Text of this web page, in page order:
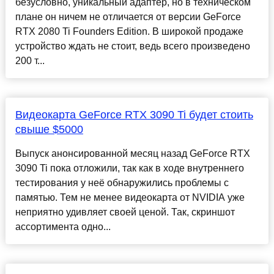
безусловно, уникальный адаптер, но в техническом
плане он ничем не отличается от версии GeForce
RTX 2080 Ti Founders Edition. В широкой продаже
устройство ждать не стоит, ведь всего произведено
200 т...
Видеокарта GeForce RTX 3090 Ti будет стоить
свыше $5000
Выпуск анонсированной месяц назад GeForce RTX
3090 Ti пока отложили, так как в ходе внутреннего
тестирования у неё обнаружились проблемы с
памятью. Тем не менее видеокарта от NVIDIA уже
неприятно удивляет своей ценой. Так, скриншот
ассортимента одно...